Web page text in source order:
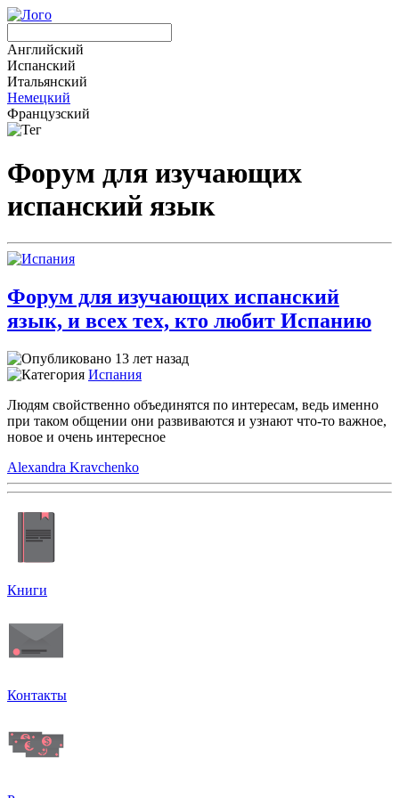
Английский
Испанский
Итальянский
Немецкий
Французский
Форум для изучающих
испанский язык
Форум для изучающих испанский
язык, и всех тех, кто любит Испанию
13 лет назад
Испания
Людям свойственно объединятся по интересам, ведь именно
при таком общении они развиваются и узнают что-то важное,
новое и очень интересное
Alexandra Kravchenko
Книги
Контакты